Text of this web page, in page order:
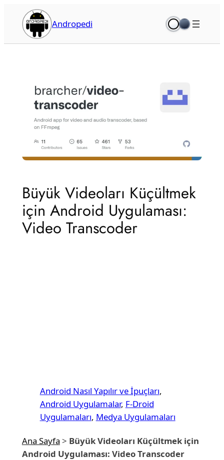
İçeriğe
Andropedi
Büyük Videoları Küçültmek
için Android Uygulaması:
Video Transcoder
Android Nasıl Yapılır ve İpuçları
Android Uygulamalar, F-Droid
Uygulamaları, Medya Uygulamaları
Ana Sayfa > Büyük Videoları Küçültmek için
Android Uygulaması: Video Transcoder